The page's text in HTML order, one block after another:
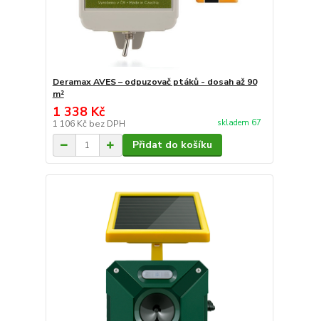
Deramax AVES – odpuzovač ptáků - dosah až 90
m²
1 338 Kč
1 106 Kč bez DPH skladem 67
Přidat do košíku